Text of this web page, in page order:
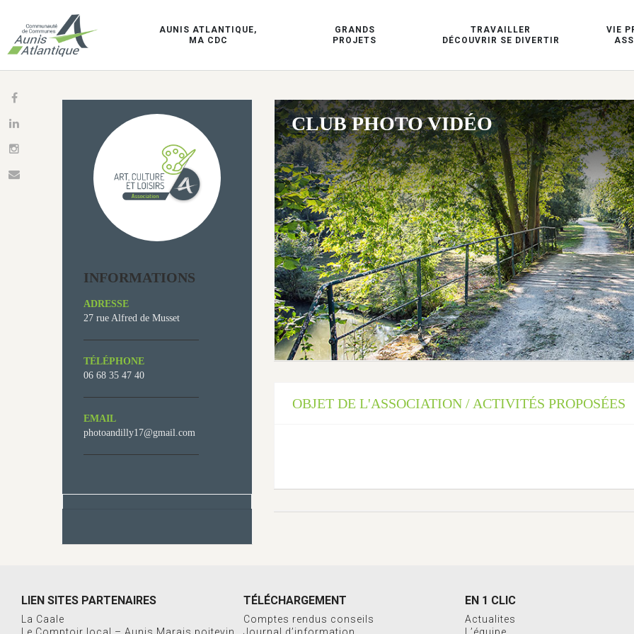
AUNIS ATLANTIQUE,
MA CDC
GRANDS
PROJETS
TRAVAILLER
DÉCOUVRIR SE DIVERTIR
VIE
CLUB PHOTO VIDÉO
OBJET DE L'ASSOCIATION / ACTIVITÉS PROPOSÉES
INFORMATIONS
ADRESSE
27 rue Alfred de Musset
TÉLÉPHONE
06 68 35 47 40
EMAIL
photoandilly17@gmail.com
LIEN SITES PARTENAIRES
La Caale
TÉLÉCHARGEMENT
Comptes rendus conseils
EN 1 CLIC
Actualites